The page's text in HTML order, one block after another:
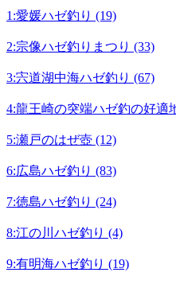
1:愛媛ハゼ釣り (19)
2:宗像ハゼ釣りまつり (33)
3:宍道湖中海ハゼ釣り (67)
4:龍王崎の突端ハゼ釣の好適
5:瀬戸のはぜ壺 (12)
6:広島ハゼ釣り (83)
7:徳島ハゼ釣り (24)
8:江の川ハゼ釣り (4)
9:有明海ハゼ釣り (19)